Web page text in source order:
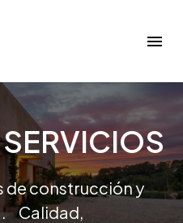
de construcción y
Calidad,